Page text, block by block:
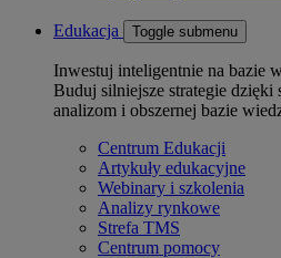
Edukacja Toggle submenu
Inwestuj inteligentnie na bazie
Buduj silniejsze strategie dzięki
analizom i obszernej bazie
Centrum Edukacji
Artykuły edukacyjne
Webinary i szkolenia
Analizy rynkowe
Strefa TMS
Centrum pomocy